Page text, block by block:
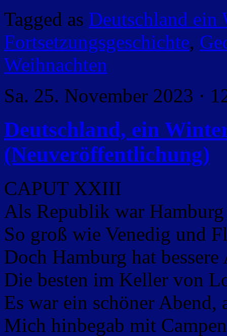
Tagged as Deutschland ein
Fortsetzungsgeschichte,
Weihnachten
Sa. 25. November 2023 ·
Deutschland, ein
(Neuveröffentlichung)
CAPUT XXIII
Als Republik war
So groß wie Venedig und
Doch Hamburg hat
Die besten im Keller von
Es war ein schöner Abend,
Mich hinbegab mit